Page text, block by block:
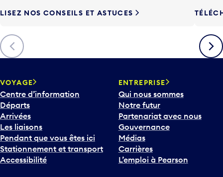
Précédent
LISEZ NOS CONSEILS ET ASTUCES
VOYAGE
Centre d’information
Départs
Arrivées
Les liaisons
Pendant que vous êtes ici
Stationnement et transport
Accessibilité
ENTREPRISE
Qui nous sommes
Notre futur
Partenariat avec nous
Gouvernance
Médias
Carrières
L’emploi à Pearson